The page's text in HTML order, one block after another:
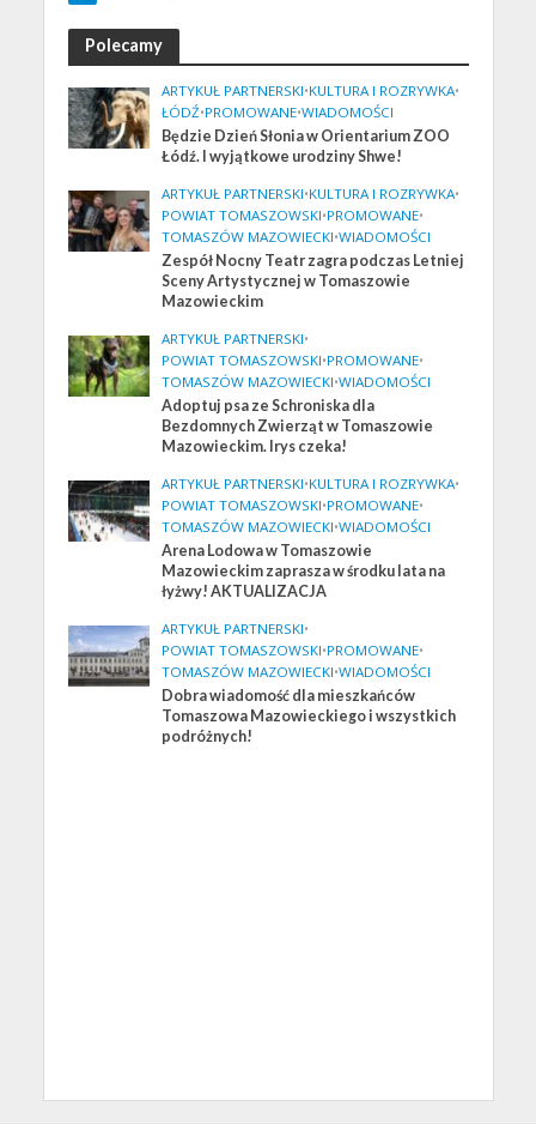
Polecamy
ARTYKUŁ PARTNERSKI•KULTURA I ROZRYWKA•
ŁÓDŹ•PROMOWANE•WIADOMOŚCI
Będzie Dzień Słonia w Orientarium ZOO
Łódź. I wyjątkowe urodziny Shwe!
ARTYKUŁ PARTNERSKI•KULTURA I ROZRYWKA•
POWIAT TOMASZOWSKI•PROMOWANE•
TOMASZÓW MAZOWIECKI•WIADOMOŚCI
Zespół Nocny Teatr zagra podczas Letniej
Sceny Artystycznej w Tomaszowie
Mazowieckim
ARTYKUŁ PARTNERSKI•
POWIAT TOMASZOWSKI•PROMOWANE•
TOMASZÓW MAZOWIECKI•WIADOMOŚCI
Adoptuj psa ze Schroniska dla
Bezdomnych Zwierząt w Tomaszowie
Mazowieckim. Irys czeka!
ARTYKUŁ PARTNERSKI•KULTURA I ROZRYWKA•
POWIAT TOMASZOWSKI•PROMOWANE•
TOMASZÓW MAZOWIECKI•WIADOMOŚCI
Arena Lodowa w Tomaszowie
Mazowieckim zaprasza w środku lata na
łyżwy! AKTUALIZACJA
ARTYKUŁ PARTNERSKI•
POWIAT TOMASZOWSKI•PROMOWANE•
TOMASZÓW MAZOWIECKI•WIADOMOŚCI
Dobra wiadomość dla mieszkańców
Tomaszowa Mazowieckiego i wszystkich
podróżnych!